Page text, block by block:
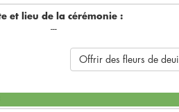
et lieu de la cérémonie :
---
Offrir des fleurs de deuil